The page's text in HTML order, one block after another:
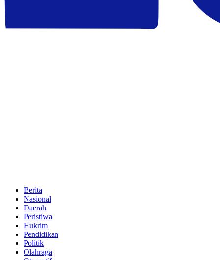
Berita
Nasional
Daerah
Peristiwa
Hukrim
Pendidikan
Politik
Olahraga